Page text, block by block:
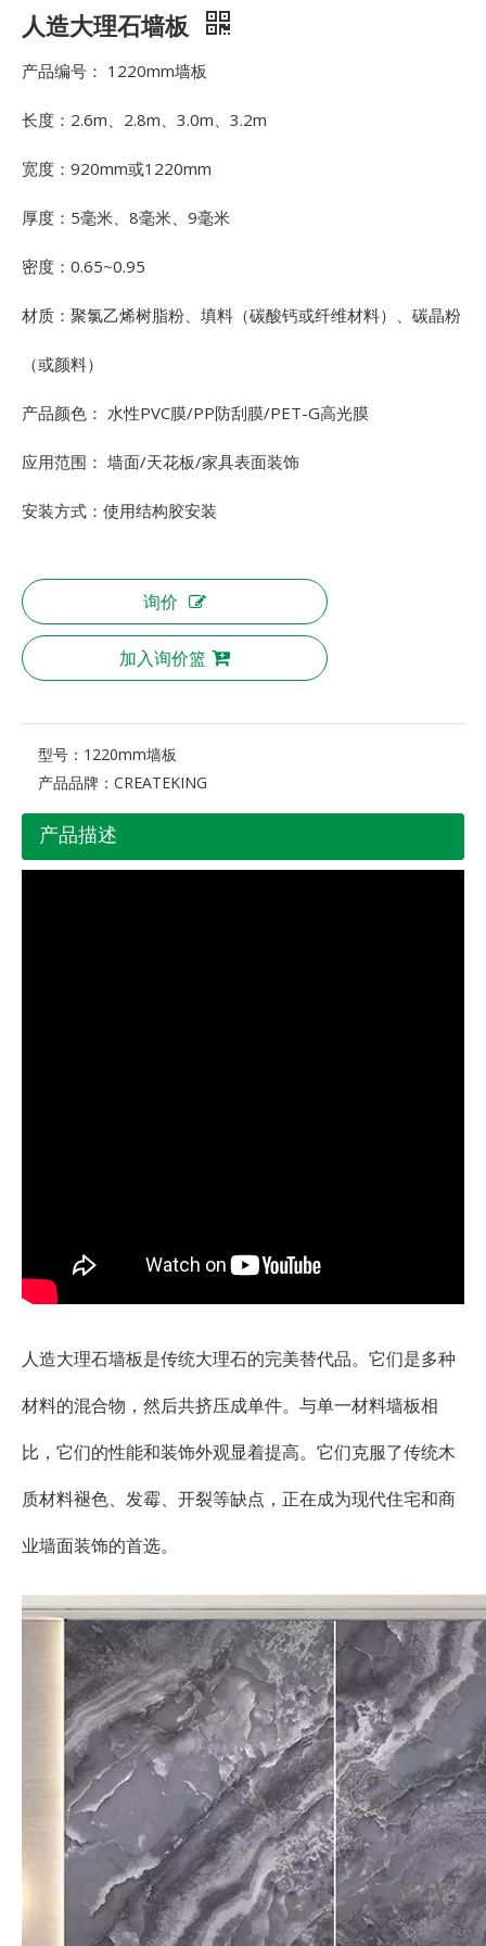
人造大理石墙板
产品编号： 1220mm墙板
长度：2.6m、2.8m、3.0m、3.2m
宽度：920mm或1220mm
厚度：5毫米、8毫米、9毫米
密度：0.65~0.95
材质：聚氯乙烯树脂粉、填料（碳酸钙或纤维材料）、碳晶粉
（或颜料）
产品颜色： 水性PVC膜/PP防刮膜/PET-G高光膜
应用范围： 墙面/天花板/家具表面装饰
安装方式：使用结构胶安装
询价
加入询价篮
型号： 1220mm墙板
产品品牌： CREATEKING
产品描述
人造大理石墙板是传统大理石的完美替代品。它们是多种
材料的混合物，然后共挤压成单件。与单一材料墙板相
比，它们的性能和装饰外观显着提高。它们克服了传统木
质材料褪色、发霉、开裂等缺点，正在成为现代住宅和商
业墙面装饰的首选。